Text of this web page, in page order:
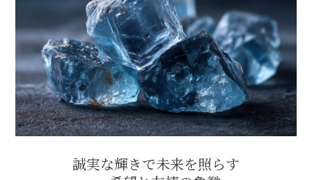
誠実な輝きで未来を照らす